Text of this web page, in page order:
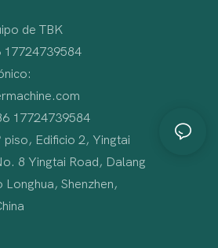
de TBK
17724739584
piso, Edificio 2, Yingtai
8 Yingtai Road, Dalang
Shenzhen,